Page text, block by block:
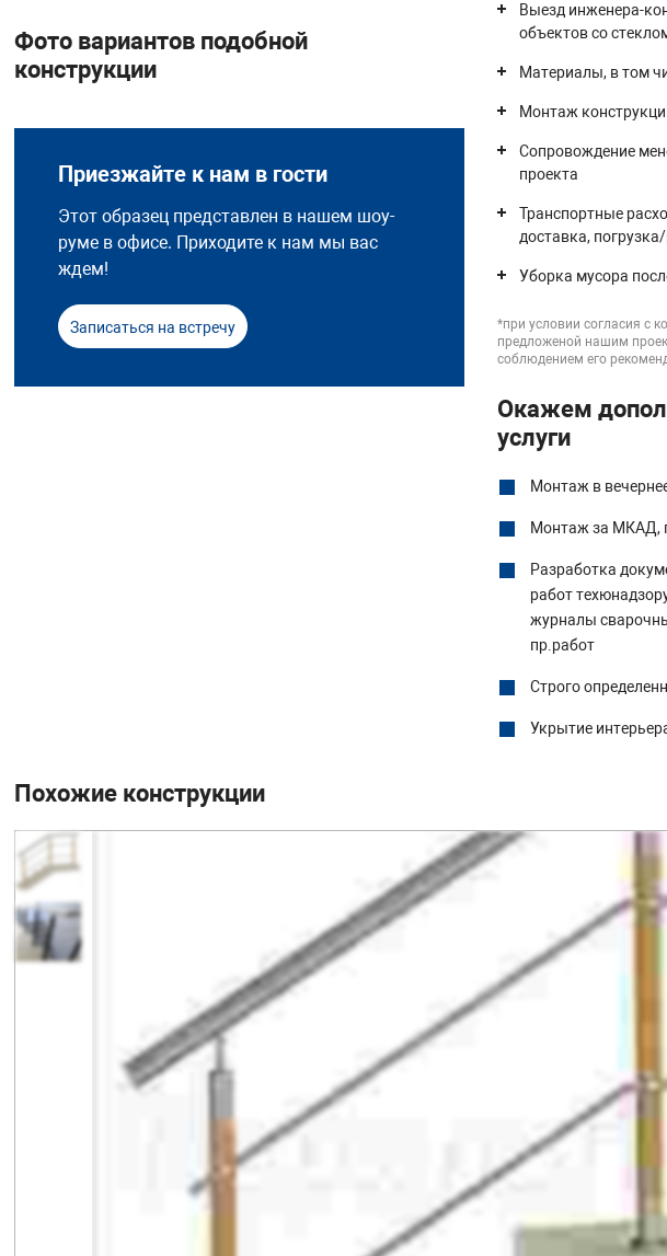
Фото вариантов подобной
конструкции
Приезжайте к нам в гости
Этот образец представлен в нашем шоу-
руме в офисе. Приходите к нам мы вас
ждем!
Записаться на встречу
Выезд инженера-
объектов со
Материалы, в том
Монтаж
Сопровождение
проекта
Транспортные
доставка,
Уборка мусора
*при условии согласия с
предложеной нашим
соблюдением его
Окажем
услуги
Монтаж в
Монтаж за МКАД,
Разработка
работ
журналы
пр.работ
Строго
Укрытие
Похожие конструкции